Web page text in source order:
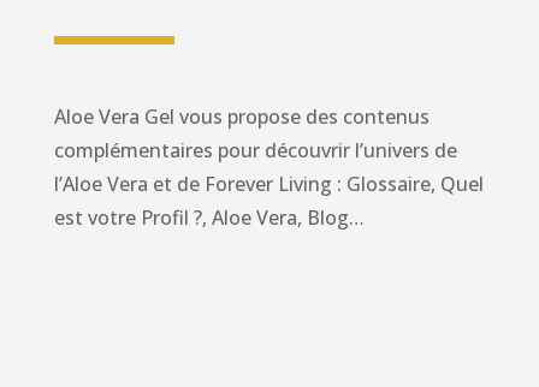
Aloe Vera Gel vous propose des contenus
complémentaires pour découvrir l’univers de
l’Aloe Vera et de Forever Living : Glossaire, Quel
est votre Profil ?, Aloe Vera, Blog…